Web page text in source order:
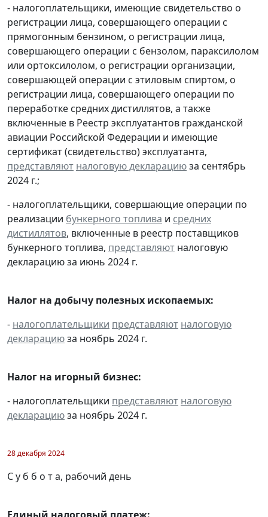
- налогоплательщики, имеющие свидетельство о
регистрации лица, совершающего операции с
прямогонным бензином, о регистрации лица,
совершающего операции с бензолом, параксилолом
или ортоксилолом, о регистрации организации,
совершающей операции с этиловым спиртом, о
регистрации лица, совершающего операции по
переработке средних дистиллятов, а также
включенные в Реестр эксплуатантов гражданской
авиации Российской Федерации и имеющие
сертификат (свидетельство) эксплуатанта,
представляют налоговую декларациюза сентябрь
2024 г.;
- налогоплательщики, совершающие операции по
реализации бункерного топлива и средних
дистиллятов, включенные в реестр поставщиков
бункерного топлива, представляют налоговую
декларацию за июнь 2024 г.
Налог на добычу полезных ископаемых:
- налогоплательщики представляют налоговую
декларациюза ноябрь 2024 г.
Налог на игорный бизнес:
- налогоплательщики представляют налоговую
декларациюза ноябрь 2024 г.
28 декабря 2024
С у б б о т а, рабочий день